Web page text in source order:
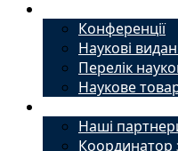
Конференції
Наукові
Перелік
Наукове
Наші
Координатор